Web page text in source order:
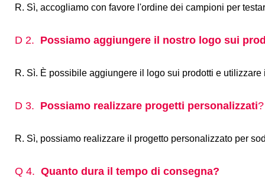
R. Sì, accogliamo con favore l'ordine dei campioni per
D 2. Possiamo aggiungere il nostro logo sui
R. Sì. È possibile aggiungere il logo sui prodotti e
D 3. Possiamo realizzare progetti personalizzati?
R. Sì, possiamo realizzare il progetto personalizzato per
Q 4. Quanto dura il tempo di consegna?